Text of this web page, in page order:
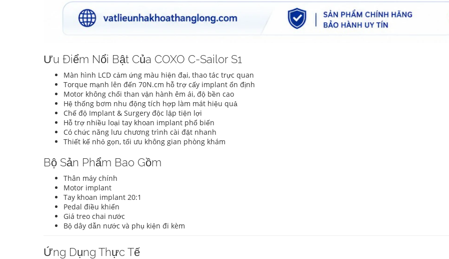
Ưu Điểm Nổi Bật Của COXO C-Sailor S1
Màn hình LCD cảm ứng màu hiện đại, thao tác trực quan
Torque mạnh lên đến 70N.cm hỗ trợ cấy implant ổn định
Motor không chổi than vận hành êm ái, độ bền cao
Hệ thống bơm nhu động tích hợp làm mát hiệu quả
Chế độ Implant & Surgery độc lập tiện lợi
Hỗ trợ nhiều loại tay khoan implant phổ biến
Có chức năng lưu chương trình cài đặt nhanh
Thiết kế nhỏ gọn, tối ưu không gian phòng khám
Bộ Sản Phẩm Bao Gồm
Thân máy chính
Motor implant
Tay khoan implant 20:1
Pedal điều khiển
Giá treo chai nước
Bộ dây dẫn nước và phụ kiện đi kèm
Ứng Dụng Thực Tế